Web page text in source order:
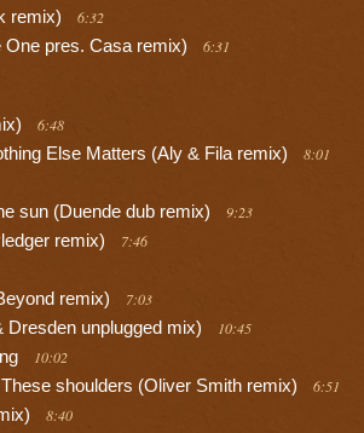
remix) 6:32
pres. Casa remix) 6:31
6:48
Else Matters (Aly & Fila remix) 8:01
sun (Duende dub remix) 9:23
remix) 7:46
remix) 7:03
unplugged mix) 10:45
10:02
shoulders (Oliver Smith remix) 6:51
8:40